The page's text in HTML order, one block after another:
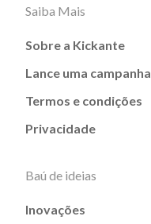
Saiba Mais
Sobre a Kickante
Lance uma campanha
Termos e condições
Privacidade
Baú de ideias
Inovações